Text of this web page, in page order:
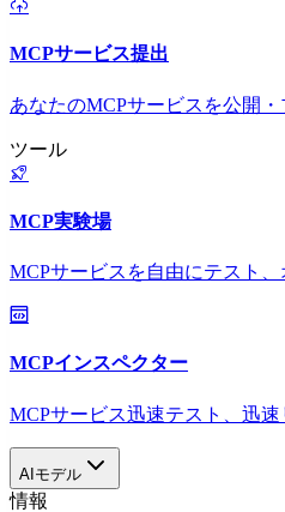
MCPサービス提出
あなたのMCPサービスを公開
ツール
MCP実験場
MCPサービスを自由にテスト
MCPインスペクター
MCPサービス迅速テスト、迅速
AIモデル
情報